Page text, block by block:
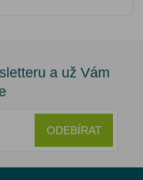
a už Vám
ODEBÍRAT